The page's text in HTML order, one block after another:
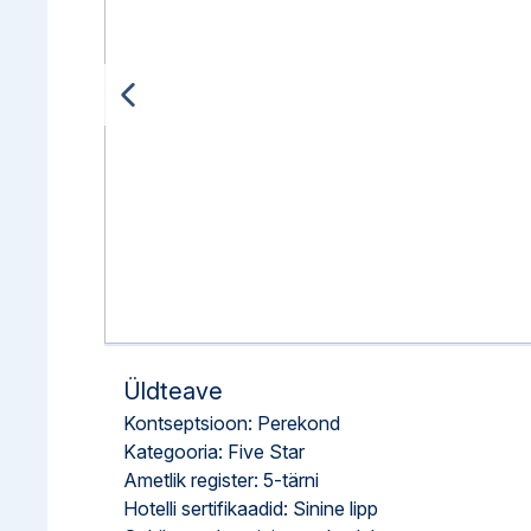
Reisija meelespea
Püsisoodustused
Boonuspunktid
Ettevõttest
Kontaktid
Üldteave
Kontseptsioon: Perekond
Kategooria: Five Star
Ametlik register: 5-tärni
Hotelli sertifikaadid: Sinine lipp